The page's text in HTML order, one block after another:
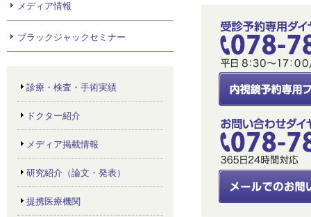
メディア情報
ブラックジャックセミナー
診療・検査・手術実績
ドクター紹介
メディア掲載情報
研究紹介（論文・発表）
提携医療機関